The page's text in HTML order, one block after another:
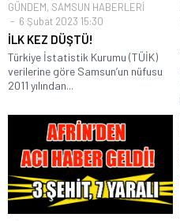
GÜNDEM, SAMSUN HABERLERİ
6 Şubat 2023 15:30
İLK KEZ DÜŞTÜ!
Türkiye İstatistik Kurumu (TÜİK)
verilerine göre Samsun’un nüfusu
2011 yılından...